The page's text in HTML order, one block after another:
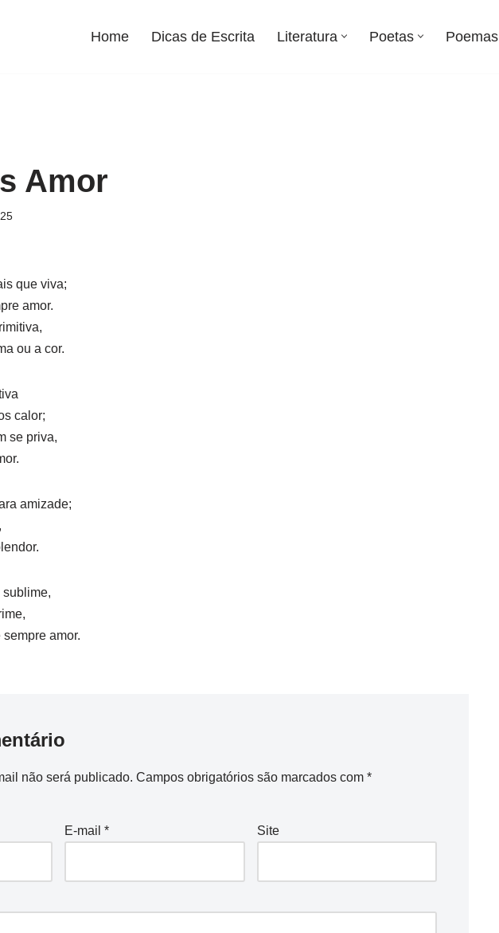
Home Dicas de Escrita Literatura Poetas Poemas
Amor
que viva;
amor.
ou a cor.
calor;
se priva,
amizade;
sublime,
amor.
não será publicado. Campos obrigatórios são marcados com *
E-mail* Site